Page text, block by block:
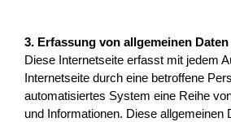
3. Erfassung von allgemeinen
Diese Internetseite erfasst mit jedem
Internetseite durch eine betroffene
automatisiertes System eine Reihe
und Informationen. Diese allgemeinen